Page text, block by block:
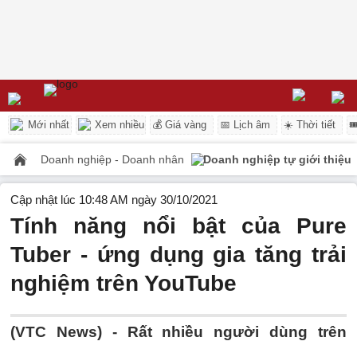
Mới nhất Xem nhiều 💰 Giá vàng 📅 Lịch âm ☀️ Thời tiết
Doanh nghiệp - Doanh nhân Doanh nghiệp tự giới thiệu
Cập nhật lúc 10:48 AM ngày 30/10/2021
Tính năng nổi bật của Pure
Tuber - ứng dụng gia tăng trải
nghiệm trên YouTube
(VTC News) - Rất nhiều người dùng trên